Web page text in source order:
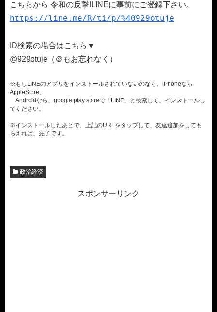
こちらから 令和の反撃!LINEに事前にご登録下さい。
https://line.me/R/ti/p/%40929otuje
ID検索の場合はこちら▼
@929otuje（＠もお忘れなく）
※もしLINEのアプリをインストールされていないのなら、iPhoneなら
AppleStore、
Androidなら、google play storeで「LINE」と検索して、インストールし
てください。
※インストールしたあとで、上記のURLをタップして、友達追加をしても
らえれば、完了です。
政治経済
スポンサーリンク